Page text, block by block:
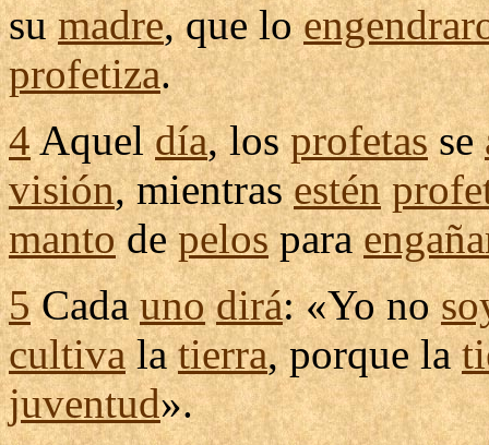
sumadre, que lo
profetiza.
4Aqueldía, losprofetasse
visión, mientrasestén
mantodepelospara
5Cadauno dirá: «Yo no
cultivalatierra, porque la
juventud».